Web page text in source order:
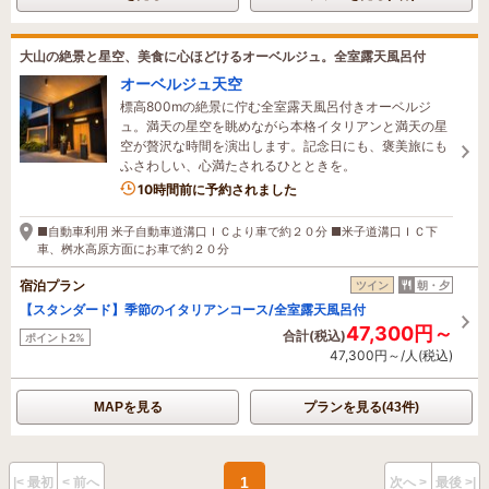
大山の絶景と星空、美食に心ほどけるオーベルジュ。全室露天風呂付
オーベルジュ天空
標高800mの絶景に佇む全室露天風呂付きオーベルジ
ュ。満天の星空を眺めながら本格イタリアンと満天の星
空が贅沢な時間を演出します。記念日にも、褒美旅にも
ふさわしい、心満たされるひとときを。
1名がこの宿を見ています
10時間前に予約されました
■自動車利用 米子自動車道溝口ＩＣより車で約２０分 ■米子道溝口ＩＣ下
車、桝水高原方面にお車で約２０分
宿泊プラン ツイン 朝・夕
【スタンダード】季節のイタリアンコース/全室露天風呂付
ポイント2% 合計(税込)47,300円～
47,300円～/人(税込)
MAPを見る プランを見る(43件)
|< 最初 < 前へ 1 次へ > 最後 >|